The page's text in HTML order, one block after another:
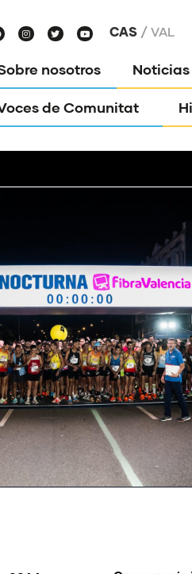
CAS VAL
nosotros Noticias
de Comunitat